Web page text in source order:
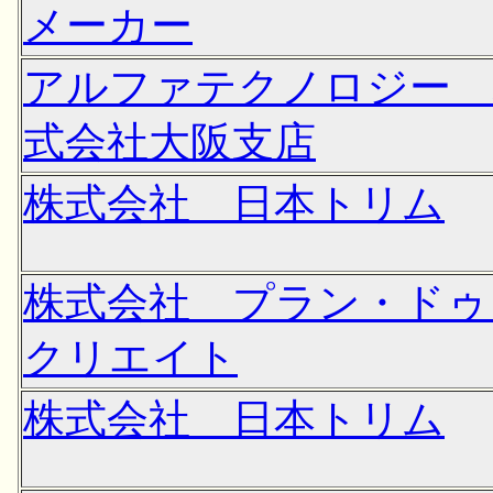
メーカー
アルファテクノロジー
式会社大阪支店
株式会社 日本トリム
株式会社 プラン・ド
クリエイト
株式会社 日本トリム